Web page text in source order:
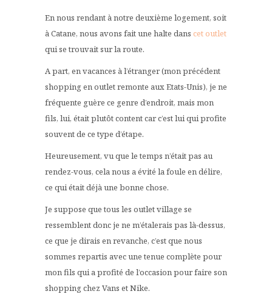
En nous rendant à notre deuxième logement, soit
à Catane, nous avons fait une halte dans cet outlet
qui se trouvait sur la route.
A part, en vacances à l’étranger (mon précédent
shopping en outlet remonte aux Etats-Unis), je ne
fréquente guère ce genre d’endroit, mais mon
fils, lui, était plutôt content car c’est lui qui profite
souvent de ce type d’étape.
Heureusement, vu que le temps n’était pas au
rendez-vous, cela nous a évité la foule en délire,
ce qui était déjà une bonne chose.
Je suppose que tous les outlet village se
ressemblent donc je ne m’étalerais pas là-dessus,
ce que je dirais en revanche, c’est que nous
sommes repartis avec une tenue complète pour
mon fils qui a profité de l’occasion pour faire son
shopping chez Vans et Nike.